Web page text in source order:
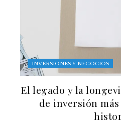
INVERSIONES Y NEGOCIOS
El legado y la
de inversión